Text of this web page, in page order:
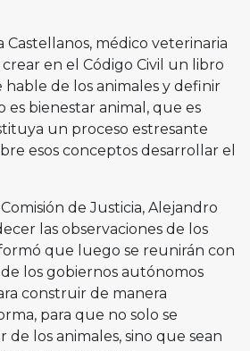
Castellanos, médico veterinaria
en el Código Civil un libro
de los animales y definir
es bienestar animal, que es
un proceso estresante
esos conceptos desarrollar el
de Justicia, Alejandro
las observaciones de los
que luego se reunirán con
los gobiernos autónomos
construir de manera
para que no solo se
los animales, sino que sean